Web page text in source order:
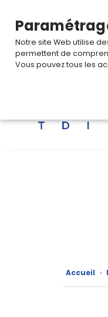
Fiches
techniques
Accueil ›
Notre site Web utilise
permettent de
Vous pouvez tous les